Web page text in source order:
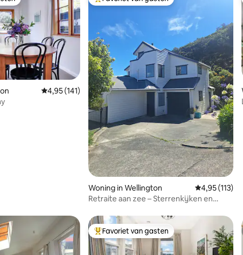
Gemiddelde beoordeling van 4,95 op 5, 141 recensies
4,95 (141)
Topfavoriet van gasten
Woning in Wellington Gemiddelde
4,95 (113)
Retraite aan zee – Sterrenkijken en
Topfavoriet van gasten
Favoriet van gasten